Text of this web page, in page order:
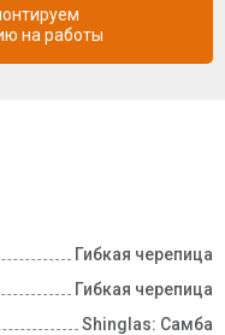
Гибкая черепица
Гибкая черепица
Shinglas: Самба
на работы